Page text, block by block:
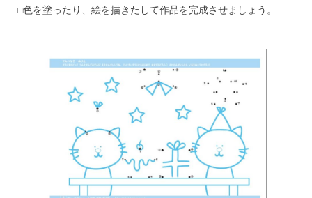
□色を塗ったり、絵を描きたして作品を完成させましょう。